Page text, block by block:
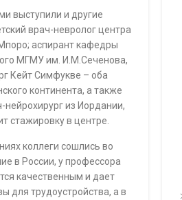
выступили и другие
врач-невролог центра
аспирант кафедры
МГМУ им. И.М.Сеченова,
Кейт Симфукве – оба
континента, а также
нейрохирург из Иордании,
стажировку в центре.
коллеги сошлись во
в России, у профессора
качественным и дает
для трудоустройства, а в